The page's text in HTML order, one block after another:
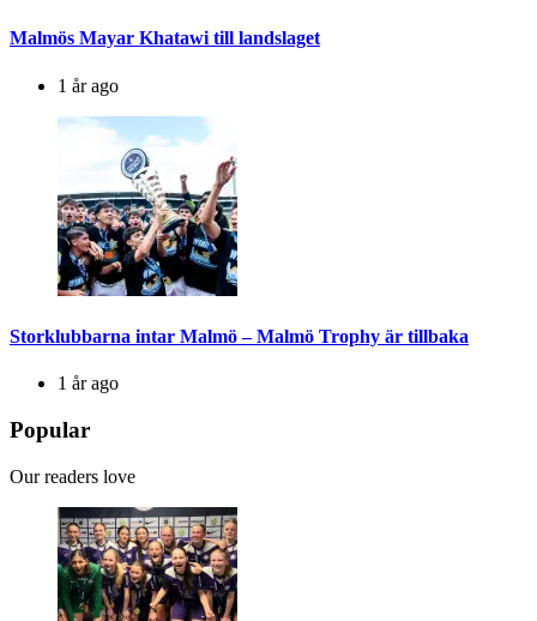
Malmös Mayar Khatawi till landslaget
1 år ago
Storklubbarna intar Malmö – Malmö Trophy är tillbaka
1 år ago
Popular
Our readers love